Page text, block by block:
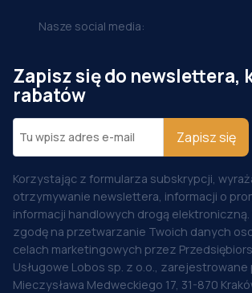
Nasze social media:
Zapisz się do newslettera,
rabatów
Zapisz się
Korzystając z formularza subskrypcji,
otrzymywanie newslettera, informacji o
informacji handlowych drogą
zgodę na przetwarzanie Twoich danych
celach marketingowych przez
Usługowe Lobos sp. z o.o., zarejestrowane
Mieczysława Medweckiego 17, 31-870